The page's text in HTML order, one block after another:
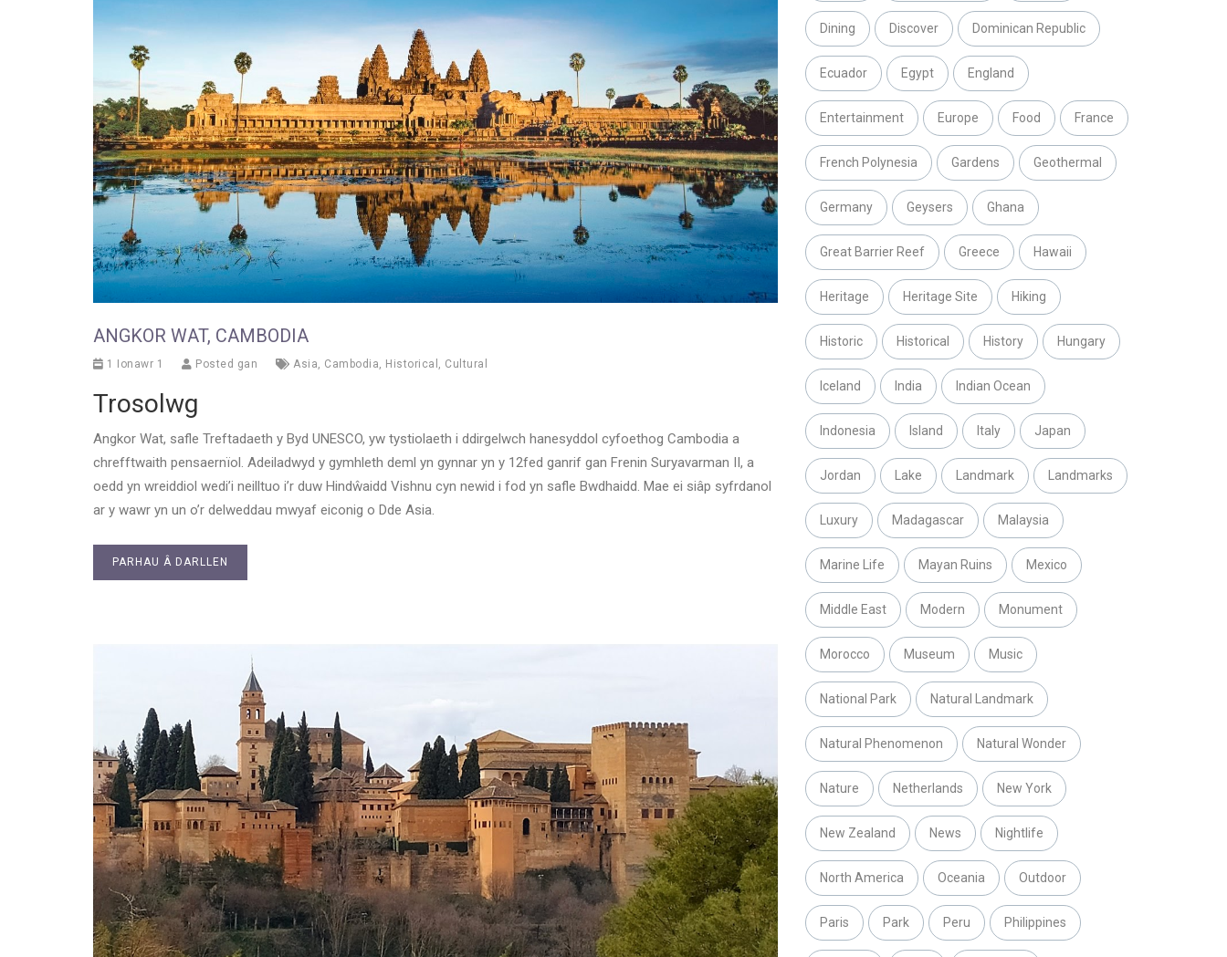
ANGKOR WAT, CAMBODIA
1 Ionawr 1 Posted gan Asia, Cambodia, Historical , Cultural
Trosolwg
Angkor Wat, safle Treftadaeth y Byd UNESCO, yw tystiolaeth i ddirgelwch hanesyddol cyfoethog Cambodia a
chrefftwaith pensaernïol. Adeiladwyd y gymhleth deml yn gynnar yn y 12fed ganrif gan Frenin Suryavarman II, a
oedd yn wreiddiol wedi’i neilltuo i’r duw Hindŵaidd Vishnu cyn newid i fod yn safle Bwdhaidd. Mae ei siâp syfrdanol
ar y wawr yn un o’r delweddau mwyaf eiconig o Dde Asia.
PARHAU Â DARLLEN
Dining Discover Dominican Republic
Ecuador Egypt England
Entertainment Europe Food France
French Polynesia Gardens Geothermal
Germany Geysers Ghana
Great Barrier Reef Greece Hawaii
Heritage Heritage Site Hiking
Historic Historical History Hungary
Iceland India Indian Ocean
Indonesia Island Italy Japan
Jordan Lake Landmark Landmarks
Luxury Madagascar Malaysia
Marine Life Mayan Ruins Mexico
Middle East Modern Monument
Morocco Museum Music
National Park Natural Landmark
Natural Phenomenon Natural Wonder
Nature Netherlands New York
New Zealand News Nightlife
North America Oceania Outdoor
Paris Park Peru Philippines